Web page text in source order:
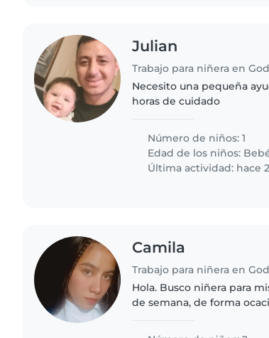
Julian
Trabajo para niñera en
Necesito una pequeña
horas de cuidado
Número de niños: 1
Edad de los niños:
Última actividad: hace
Camila
Trabajo para niñera en
Hola. Busco niñera para
de semana, de forma
Hermano. Tienes que